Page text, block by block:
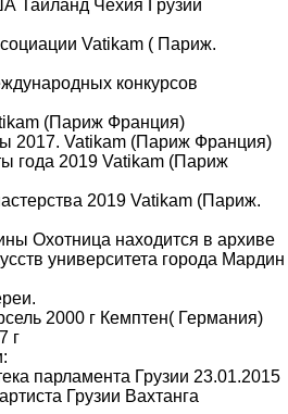
Тайланд Чехия Грузии
Vatikam ( Париж.
конкурсов
(Париж Франция)
2017. Vatikam (Париж Франция)
года 2019 Vatikam (Париж
2019 Vatikam (Париж.
Охотница находится в архиве
университета города Мардин
2000 г Кемптен( Германия)
г
парламента Грузии 23.01.2015
Грузии Вахтанга